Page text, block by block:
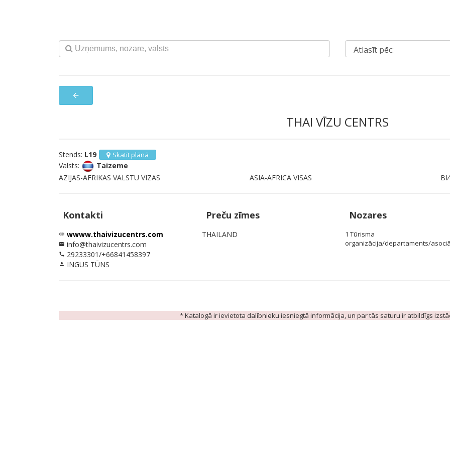
arrow_back
THAI VĪZU CENTRS
Stends: L19 Skatīt plānā
Valsts:
Taizeme
AZIJAS-AFRIKAS VALSTU VIZAS
ASIA-AFRICA VISAS
Kontakti
link wwww.thaivizucentrs.com
email info@thaivizucentrs.com
phone 29233301/+66841458397
person INGUS TŪNS
Preču zīmes
THAILAND
Nozares
1 Tūrisma
organizācija/departaments/
* Katalogā ir ievietota dalībnieku iesniegtā informācija, un par tās saturu ir atbildīgs